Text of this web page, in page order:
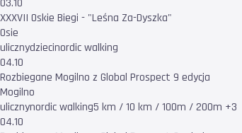
XXXVII Oskie Biegi - "Leśna Za-Dyszka"
Osie
ulicznydziecinordic walking
04.10
Rozbiegane Mogilno z Global Prospect 9 edycja
Mogilno
ulicznynordic walking5 km / 10 km / 100m / 200m +3
04.10